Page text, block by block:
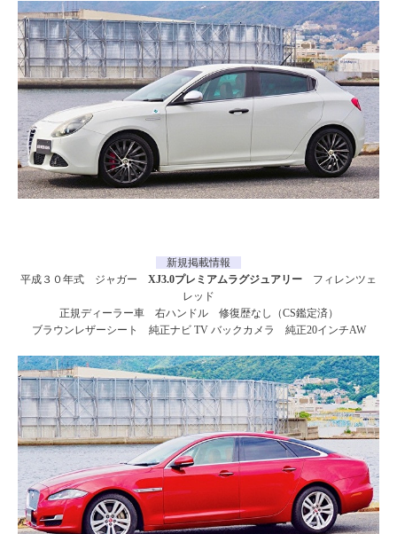
新規掲載情報
平成３０年式 ジャガー XJ3.0プレミアムラグジュアリー フィレンツェ
レッド
正規ディーラー車 右ハンドル 修復歴なし（CS鑑定済）
ブラウンレザーシート 純正ナビ TV バックカメラ 純正20インチAW